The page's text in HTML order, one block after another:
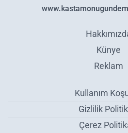
Künye
Reklam
Kullanım
Gizlilik
Çerez